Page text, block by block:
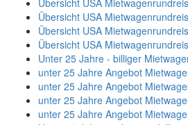
Übersicht USA
Übersicht USA
Übersicht USA
Übersicht USA
Unter 25 Jahre - billiger
unter 25 Jahre Angebot
unter 25 Jahre Angebot
unter 25 Jahre Angebot
unter 25 Jahre Angebot